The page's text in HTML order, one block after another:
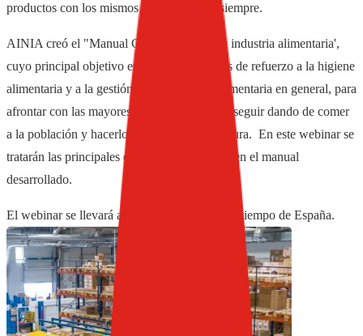
productos con los mismos estándares que siempre.
AINIA creó el "Manual COVID-19 para la industria alimentaria',
cuyo principal objetivo es proponer medidas de refuerzo a la higiene
alimentaria y a la gestión de la seguridad alimentaria en general, para
afrontar con las mayores garantías el reto de seguir dando de comer
a la población y hacerlo de la forma más segura. En este webinar se
tratarán las principales conclusiones tratadas en el manual
desarrollado.
El webinar se llevará a cabo de 12 a 13 horas tiempo de España.